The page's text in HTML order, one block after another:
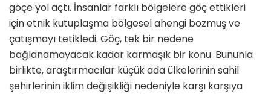
göçe yol açtı. İnsanlar farklı bölgelere göç ettikleri
için etnik kutuplaşma bölgesel ahengi bozmuş ve
çatışmayı tetikledi. Göç, tek bir nedene
bağlanamayacak kadar karmaşık bir konu. Bununla
birlikte, araştırmacılar küçük ada ülkelerinin sahil
şehirlerinin iklim değişikliği nedeniyle karşı karşıya